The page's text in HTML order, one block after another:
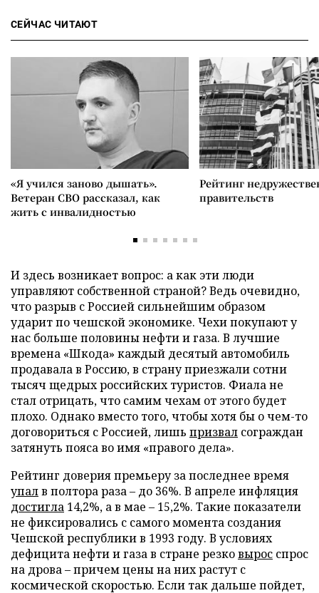
СЕЙЧАС ЧИТАЮТ
«Я учился заново дышать».
Ветеран СВО рассказал, как
жить с инвалидностью
Рейтинг
правительств
И здесь возникает вопрос: а как эти люди
управляют собственной страной? Ведь очевидно,
что разрыв с Россией сильнейшим образом
ударит по чешской экономике. Чехи покупают у
нас больше половины нефти и газа. В лучшие
времена «Шкода» каждый десятый автомобиль
продавала в Россию, в страну приезжали сотни
тысяч щедрых российских туристов. Фиала не
стал отрицать, что самим чехам от этого будет
плохо. Однако вместо того, чтобы хотя бы о чем-то
договориться с Россией, лишь призвал сограждан
затянуть пояса во имя «правого дела».
Рейтинг доверия премьеру за последнее время
упалв полтора раза – до 36%. В апреле инфляция
достигла 14,2%, а в мае – 15,2%. Такие показатели
не фиксировались с самого момента создания
Чешской республики в 1993 году. В условиях
дефицита нефти и газа в стране резковырос спрос
на дрова – причем цены на них растут с
космической скоростью. Если так дальше пойдет,